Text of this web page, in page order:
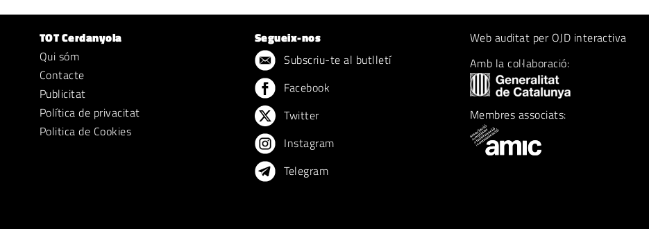
TOT Cerdanyola
Qui sóm
Contacte
Publicitat
Política de privacitat
Politica de Cookies
Segueix-nos
Subscriu-te al butlletí
Facebook
Twitter
Instagram
Telegram
Web auditat per OJD interactiva
Amb la col·laboració:
Membres associats: